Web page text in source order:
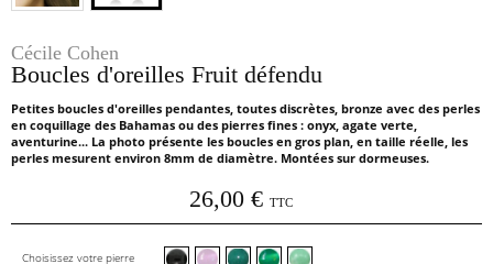
Cécile Cohen
Boucles d'oreilles Fruit défendu
Petites boucles d'oreilles pendantes, toutes discrètes, bronze avec des perles
en coquillage des Bahamas ou des pierres fines : onyx, agate verte,
aventurine... La photo présente les boucles en gros plan, en taille réelle, les
perles mesurent environ 8mm de diamètre. Montées sur dormeuses.
26,00 € TTC
Choisissez votre pierre Onyx Jade roseJade bleu canard
Agate verteAventurine